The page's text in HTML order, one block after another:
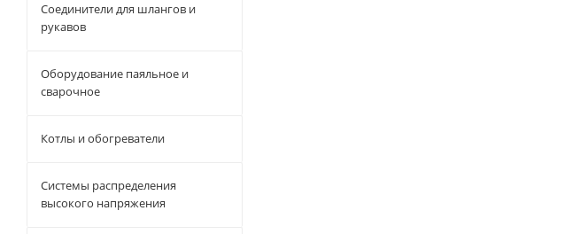
Соединители для шлангов и
рукавов
Оборудование паяльное и
сварочное
Котлы и обогреватели
Системы распределения
высокого напряжения